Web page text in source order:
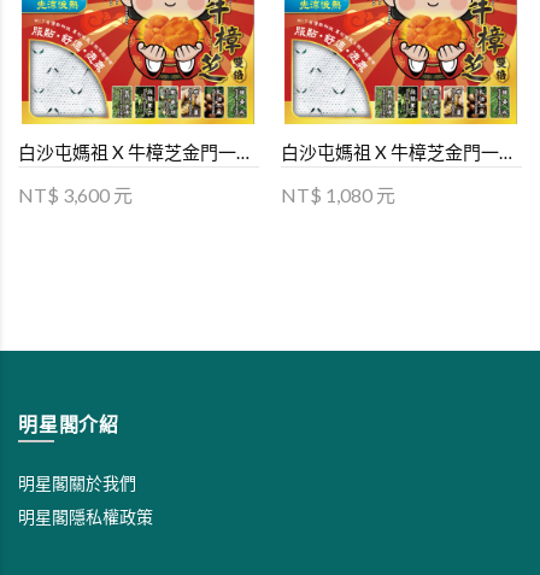
白沙屯媽祖 X 牛樟芝金門一條根精油伸縮貼布 (買10送1)
NT$ 3,600 元
白沙屯媽祖 X 牛樟芝金門一條根精油伸縮貼布 (一組三包 )
NT$ 1,080 元
明星閣介紹
明星閣關於我們
明星閣隱私權政策